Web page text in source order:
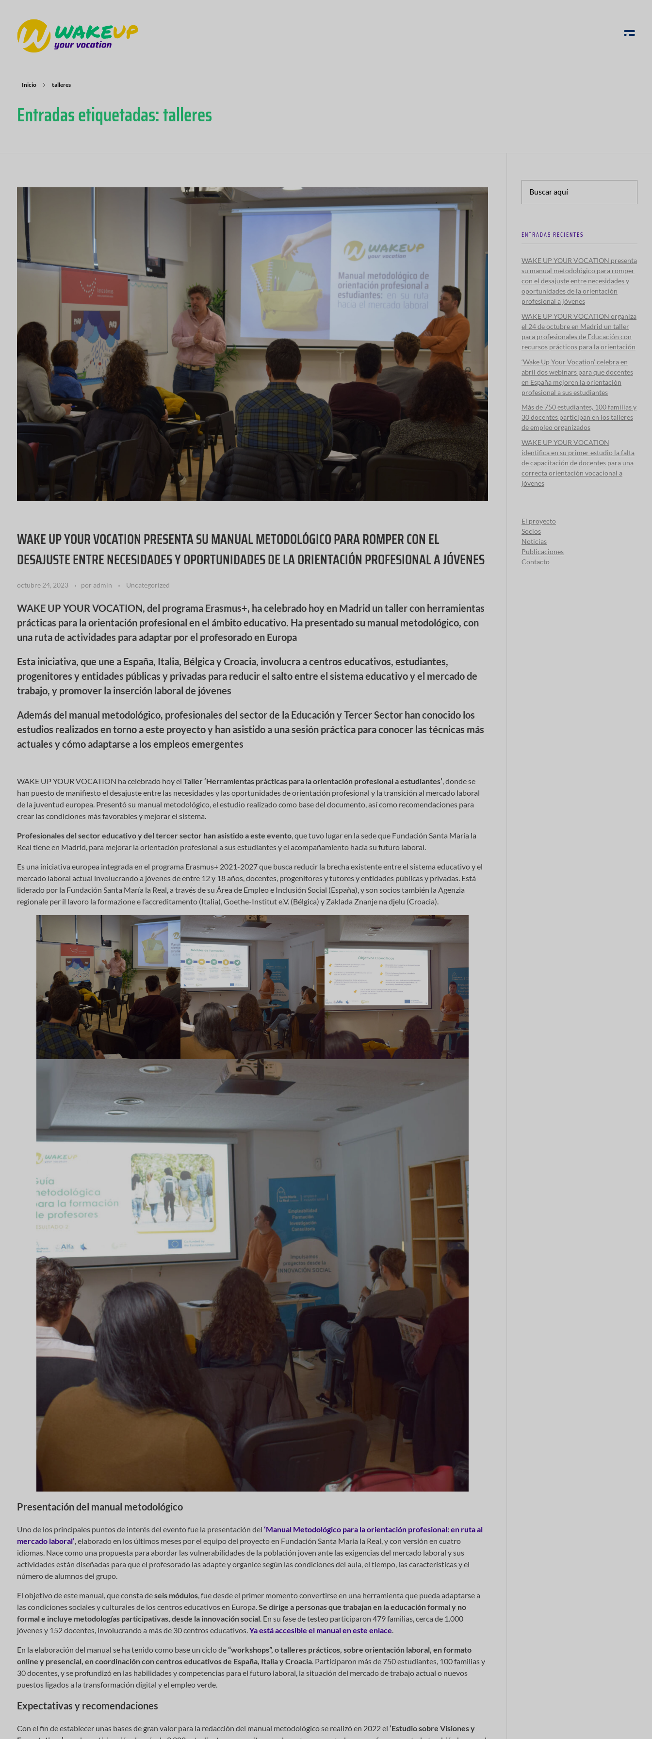
Inicio talleres
Entradas etiquetadas: talleres
WAKE UP YOUR VOCATION PRESENTA SU MANUAL METODOLÓGICO PARA ROMPER CON EL
DESAJUSTE ENTRE NECESIDADES Y OPORTUNIDADES DE LA ORIENTACIÓN PROFESIONAL A JÓVENES
octubre 24, 2023 por admin Uncategorized
WAKE UP YOUR VOCATION, del programa Erasmus+, ha celebrado hoy en Madrid un taller con herramientas
prácticas para la orientación profesional en el ámbito educativo. Ha presentado su manual metodológico, con
una ruta de actividades para adaptar por el profesorado en Europa
Esta iniciativa, que une a España, Italia, Bélgica y Croacia, involucra a centros educativos, estudiantes,
progenitores y entidades públicas y privadas para reducir el salto entre el sistema educativo y el mercado de
trabajo, y promover la inserción laboral de jóvenes
Además del manual metodológico, profesionales del sector de la Educación y Tercer Sector han conocido los
estudios realizados en torno a este proyecto y han asistido a una sesión práctica para conocer las técnicas más
actuales y cómo adaptarse a los empleos emergentes
WAKE UP YOUR VOCATION ha celebrado hoy el Taller ‘Herramientas prácticas para la orientación profesional a estudiantes’ , donde se
han puesto de manifiesto el desajuste entre las necesidades y las oportunidades de orientación profesional y la transición al mercado laboral
de la juventud europea. Presentó su manual metodológico, el estudio realizado como base del documento, así como recomendaciones para
crear las condiciones más favorables y mejorar el sistema.
Profesionales del sector educativo y del tercer sector han asistido a este evento , que tuvo lugar en la sede que Fundación Santa María la
Real tiene en Madrid, para mejorar la orientación profesional a sus estudiantes y el acompañamiento hacia su futuro laboral.
Es una iniciativa europea integrada en el programa Erasmus+ 2021-2027 que busca reducir la brecha existente entre el sistema educativo y el
mercado laboral actual involucrando a jóvenes de entre 12 y 18 años, docentes, progenitores y tutores y entidades públicas y privadas. Está
liderado por la Fundación Santa María la Real, a través de su Área de Empleo e Inclusión Social (España), y son socios también la Agenzia
regionale per il lavoro la formazione e l’accreditamento (Italia), Goethe-Institut e.V. (Bélgica) y Zaklada Znanje na djelu (Croacia).
Presentación del manual metodológico
Uno de los principales puntos de interés del evento fue la presentación del ‘Manual Metodológico para la orientación profesional: en ruta al
mercado laboral’ , elaborado en los últimos meses por el equipo del proyecto en Fundación Santa María la Real, y con versión en cuatro
idiomas. Nace como una propuesta para abordar las vulnerabilidades de la población joven ante las exigencias del mercado laboral y sus
actividades están diseñadas para que el profesorado las adapte y organice según las condiciones del aula, el tiempo, las características y el
número de alumnos del grupo.
El objetivo de este manual, que consta deseis módulos , fue desde el primer momento convertirse en una herramienta que pueda adaptarse a
las condiciones sociales y culturales de los centros educativos en Europa. Se dirige a personas que trabajan en la educación formal y no
formal e incluye metodologías participativas, desde la innovación social . En su fase de testeo participaron 479 familias, cerca de 1.000
jóvenes y 152 docentes, involucrando a más de 30 centros educativos. Ya está accesible el manual en este enlace
En la elaboración del manual se ha tenido como base un ciclo de“workshops”, o talleres prácticos, sobre orientación laboral, en formato
online y presencial, en coordinación con centros educativos de España, Italia y Croacia . Participaron más de 750 estudiantes, 100 familias y
30 docentes, y se profundizó en las habilidades y competencias para el futuro laboral, la situación del mercado de trabajo actual o nuevos
puestos ligados a la transformación digital y el empleo verde.
Expectativas y recomendaciones
Con el fin de establecer unas bases de gran valor para la redacción del manual metodológico se realizó en 2022 el ‘Estudio sobre Visiones y
ENTRADAS RECIENTES
WAKE UP YOUR VOCATION presenta
su manual metodológico para romper
con el desajuste entre necesidades y
oportunidades de la orientación
profesional a jóvenes
WAKE UP YOUR VOCATION organiza
el 24 de octubre en Madrid un taller
para profesionales de Educación con
recursos prácticos para la orientación
‘Wake Up Your Vocation’ celebra en
abril dos webinars para que docentes
en España mejoren la orientación
profesional a sus estudiantes
Más de 750 estudiantes, 100 familias y
30 docentes participan en los talleres
de empleo organizados
WAKE UP YOUR VOCATION
identifica en su primer estudio la falta
de capacitación de docentes para una
correcta orientación vocacional a
jóvenes
El proyecto
Socios
Noticias
Publicaciones
Contacto